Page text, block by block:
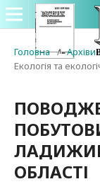
Головна / Архіви
Екологія та
ОБЛАСТІ